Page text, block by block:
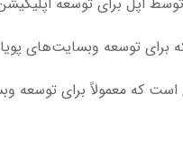
توسعه وبسایت‌های
است که معمولاً برای